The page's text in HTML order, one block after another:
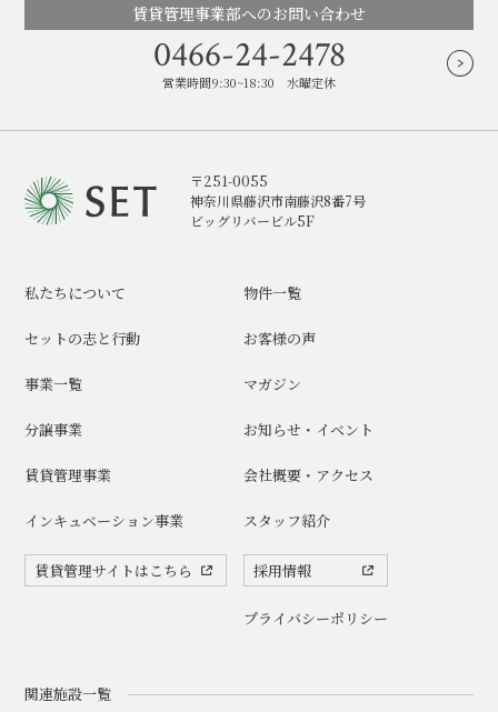
賃貸管理事業部へのお問い合わせ
0466-24-2478
営業時間9:30~18:30 水曜定休
〒251-0055
神奈川県藤沢市南藤沢8番7号
ビッグリバービル5F
私たちについて
セットの志と行動
事業一覧
分譲事業
賃貸管理事業
インキュベーション事業
賃貸管理サイトはこちら
物件一覧
お客様の声
マガジン
お知らせ・イベント
会社概要・アクセス
スタッフ紹介
採用情報
プライバシーポリシー
関連施設一覧